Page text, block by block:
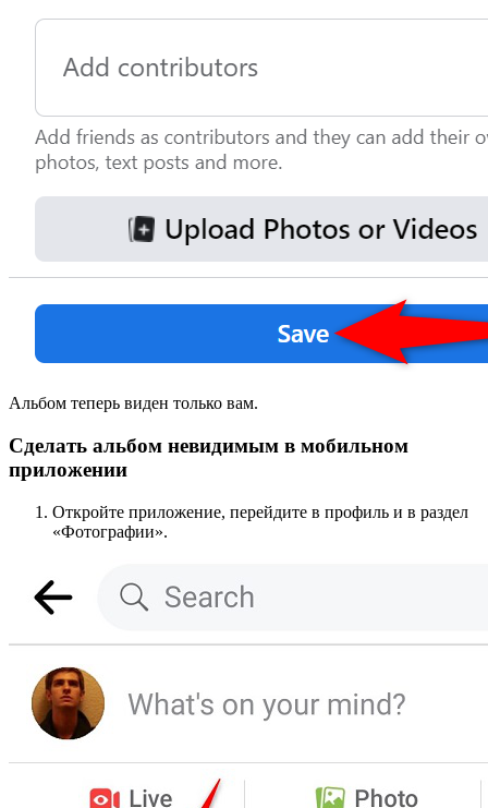
Альбом теперь виден только вам.
Сделать альбом невидимым в мобильном
приложении
Откройте приложение, перейдите в профиль и в раздел
«Фотографии».